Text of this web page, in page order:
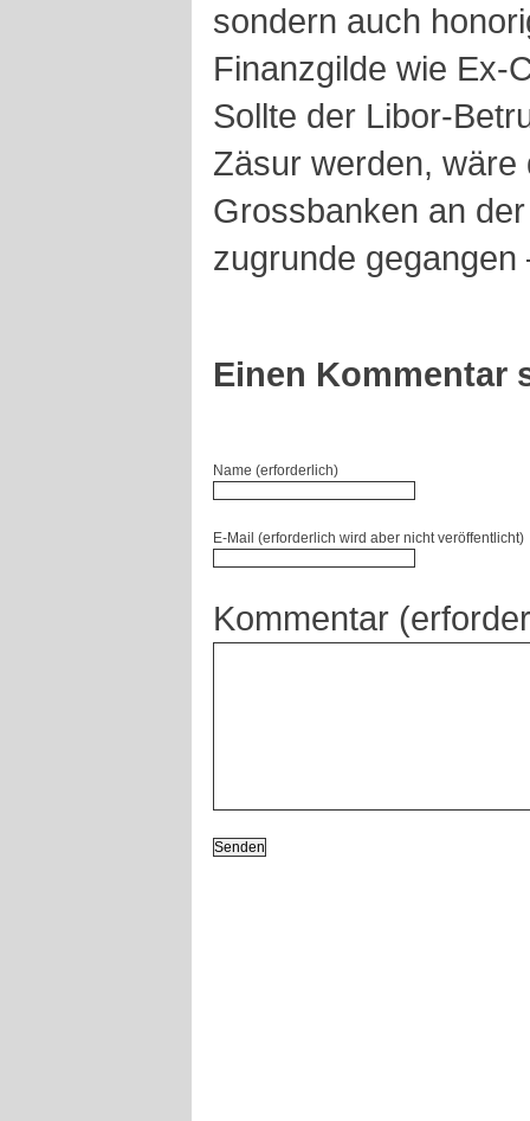
sondern auch
Finanzgilde wie Ex-
Sollte der Libor-
Zäsur werden,
Grossbanken an
zugrunde
Einen Kommentar
Name (erforderlich)
E-Mail (erforderlich wird aber nicht veröffentlicht)
Kommentar